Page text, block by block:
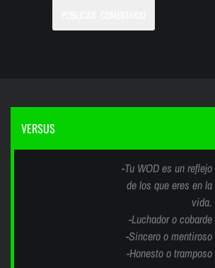
VERSUS
-Tu WOD es un reflejo
de los que eres en la
vida.
-Luchador o cobarde
-Sincero o mentiroso
-Honesto o tramposo